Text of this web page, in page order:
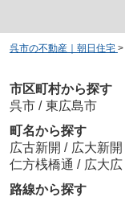
呉市の不動産｜朝日住宅 >
市区町村から探す
呉市 / 東広島市
町名から探す
広古新開 / 広大新開
仁方桟橋通 / 広大広
路線から探す